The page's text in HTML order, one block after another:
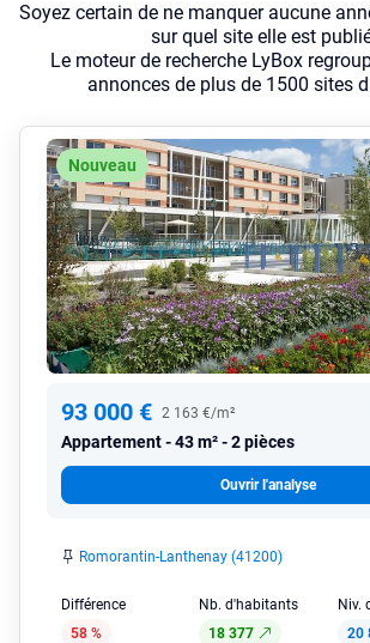
Soyez certain de ne manquer aucune
sur quel site elle est
Le moteur de recherche LyBox
annonces de plus de 1500 sites
Nouveau
93 000 € 2 163 €/m²
Appartement 43 m² - 2 pièces
Ouvrir l'analyse
Romorantin-Lanthenay (41200)
Différence
58 %
Nb. d'habitants
18 377
Niv.
20